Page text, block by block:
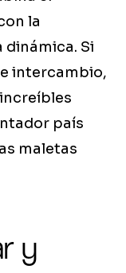
la
dinámica. Si
intercambio,
país
maletas
y